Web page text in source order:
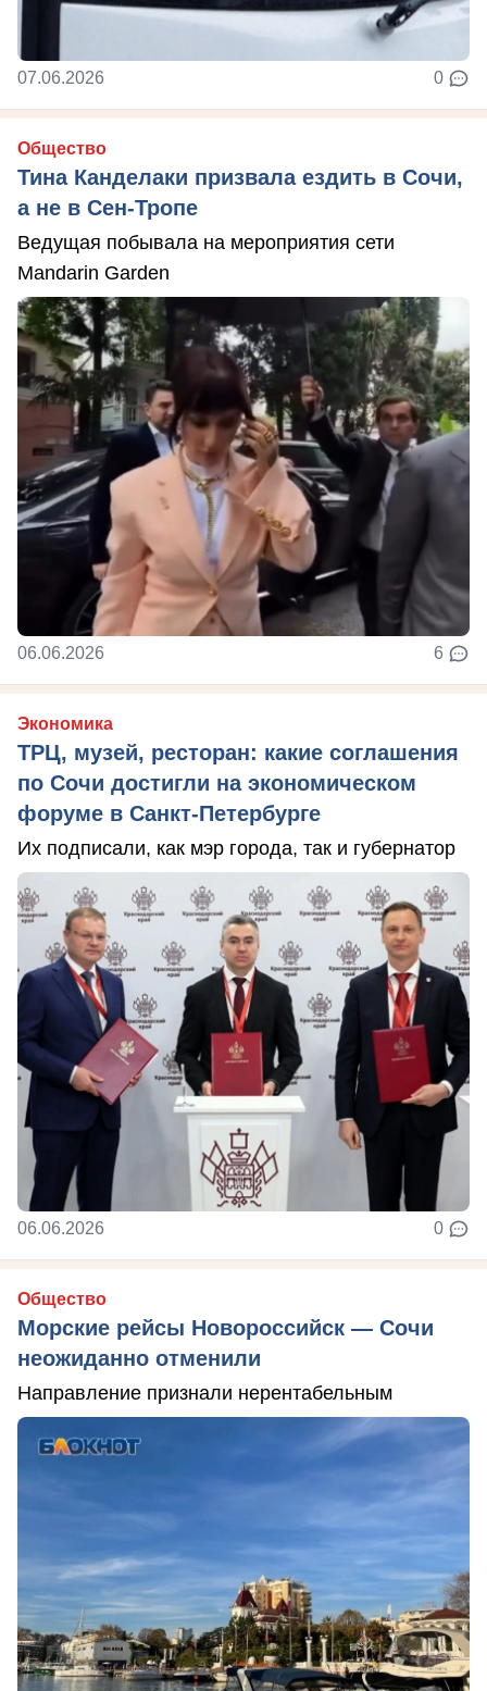
07.06.2026 0
Общество
Тина Канделаки призвала ездить в Сочи,
а не в Сен-Тропе
Ведущая побывала на мероприятия сети
Mandarin Garden
06.06.2026 6
Экономика
ТРЦ, музей, ресторан: какие соглашения
по Сочи достигли на экономическом
форуме в Санкт-Петербурге
Их подписали, как мэр города, так и губернатор
06.06.2026 0
Общество
Морские рейсы Новороссийск — Сочи
неожиданно отменили
Направление признали нерентабельным